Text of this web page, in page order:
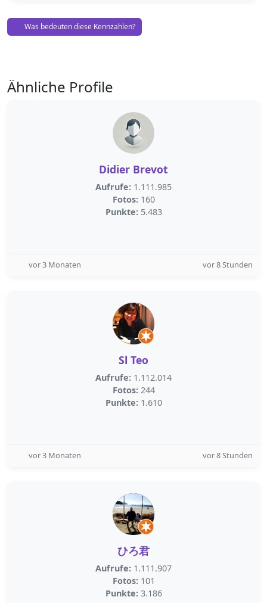
Was bedeuten diese Kennzahlen?
Ähnliche Profile
Didier Brevot
Aufrufe: 1.111.985
Fotos: 160
Punkte: 5.483
vor 3 Monaten vor 8 Stunden
Sl Teo
Aufrufe: 1.112.014
Fotos: 244
Punkte: 1.610
vor 3 Monaten vor 8 Stunden
ひろ君
Aufrufe: 1.111.907
Fotos: 101
Punkte: 3.186